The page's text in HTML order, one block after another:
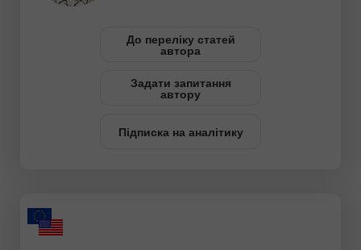
До переліку статей
автора
Задати запитання
автору
Підписка на аналітику